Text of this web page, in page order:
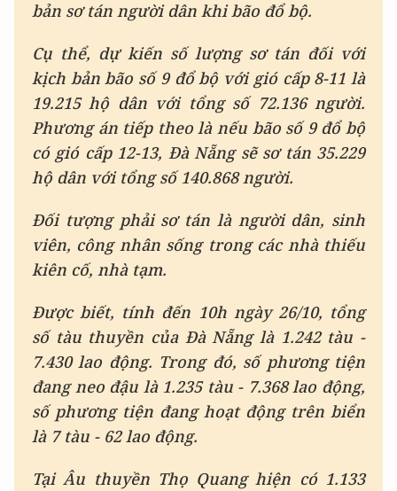
bản sơ tán người dân khi bão đổ bộ.
Cụ thể, dự kiến số lượng sơ tán đối với
kịch bản bão số 9 đổ bộ với gió cấp 8-11 là
19.215 hộ dân với tổng số 72.136 người.
Phương án tiếp theo là nếu bão số 9 đổ bộ
có gió cấp 12-13, Đà Nẵng sẽ sơ tán 35.229
hộ dân với tổng số 140.868 người.
Đối tượng phải sơ tán là người dân, sinh
viên, công nhân sống trong các nhà thiếu
kiên cố, nhà tạm.
Được biết, tính đến 10h ngày 26/10, tổng
số tàu thuyền của Đà Nẵng là 1.242 tàu -
7.430 lao động. Trong đó, số phương tiện
đang neo đậu là 1.235 tàu - 7.368 lao động,
số phương tiện đang hoạt động trên biển
là 7 tàu - 62 lao động.
Tại Âu thuyền Thọ Quang hiện có 1.133